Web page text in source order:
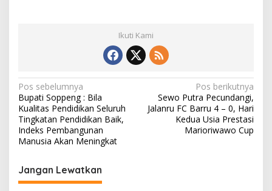
Ikuti Kami
N
a
v
i
a
Pos sebelumnya
Bupati Soppeng : Bila
Kualitas Pendidikan Seluruh
Tingkatan Pendidikan Baik,
Indeks Pembangunan
Manusia Akan Meningkat
Pos berikutnya
Sewo Putra Pecundangi,
Jalanru FC Barru 4 – 0, Hari
Kedua Usia Prestasi
Marioriwawo Cup
Jangan Lewatkan